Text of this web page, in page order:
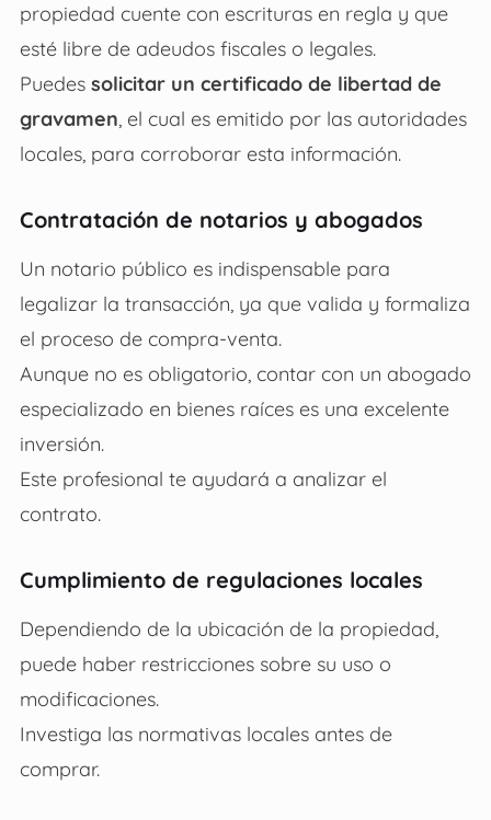
propiedad cuente con escrituras en regla y que
esté libre de adeudos fiscales o legales.
Puedessolicitar un certificado de libertad de
gravamen , el cual es emitido por las autoridades
locales, para corroborar esta información.
Contratación de notarios y abogados
Un notario público es indispensable para
legalizar la transacción, ya que valida y formaliza
el proceso de compra-venta.
Aunque no es obligatorio, contar con un abogado
especializado en bienes raíces es una excelente
inversión.
Este profesional te ayudará a analizar el
contrato.
Cumplimiento de regulaciones locales
Dependiendo de la ubicación de la propiedad,
puede haber restricciones sobre su uso o
modificaciones.
Investiga las normativas locales antes de
comprar.